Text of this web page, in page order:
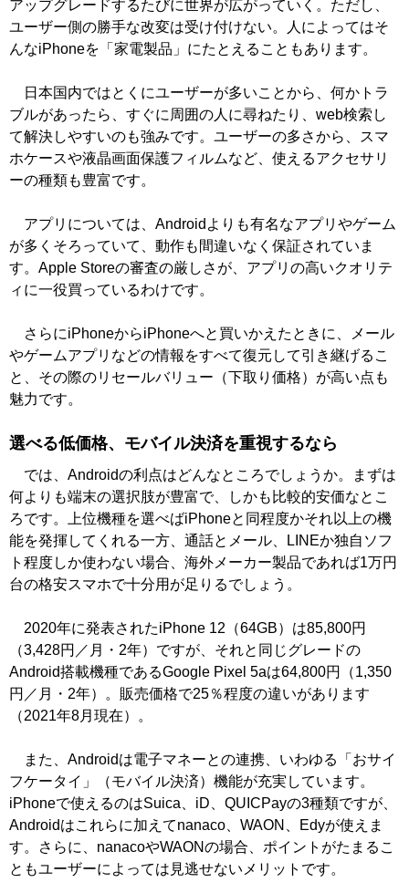
アップグレードするたびに世界が広がっていく。ただし、
ユーザー側の勝手な改変は受け付けない。人によってはそ
んなiPhoneを「家電製品」にたとえることもあります。
日本国内ではとくにユーザーが多いことから、何かトラ
ブルがあったら、すぐに周囲の人に尋ねたり、web検索し
て解決しやすいのも強みです。ユーザーの多さから、スマ
ホケースや液晶画面保護フィルムなど、使えるアクセサリ
ーの種類も豊富です。
アプリについては、Androidよりも有名なアプリやゲーム
が多くそろっていて、動作も間違いなく保証されていま
す。Apple Storeの審査の厳しさが、アプリの高いクオリテ
ィに一役買っているわけです。
さらにiPhoneからiPhoneへと買いかえたときに、メール
やゲームアプリなどの情報をすべて復元して引き継げるこ
と、その際のリセールバリュー（下取り価格）が高い点も
魅力です。
選べる低価格、モバイル決済を重視するなら
では、Androidの利点はどんなところでしょうか。まずは
何よりも端末の選択肢が豊富で、しかも比較的安価なとこ
ろです。上位機種を選べばiPhoneと同程度かそれ以上の機
能を発揮してくれる一方、通話とメール、LINEか独自ソフ
ト程度しか使わない場合、海外メーカー製品であれば1万円
台の格安スマホで十分用が足りるでしょう。
2020年に発表されたiPhone 12（64GB）は85,800円
（3,428円／月・2年）ですが、それと同じグレードの
Android搭載機種であるGoogle Pixel 5aは64,800円（1,350
円／月・2年）。販売価格で25％程度の違いがあります
（2021年8月現在）。
また、Androidは電子マネーとの連携、いわゆる「おサイ
フケータイ」（モバイル決済）機能が充実しています。
iPhoneで使えるのはSuica、iD、QUICPayの3種類ですが、
Androidはこれらに加えてnanaco、WAON、Edyが使えま
す。さらに、nanacoやWAONの場合、ポイントがたまるこ
ともユーザーによっては見逃せないメリットです。